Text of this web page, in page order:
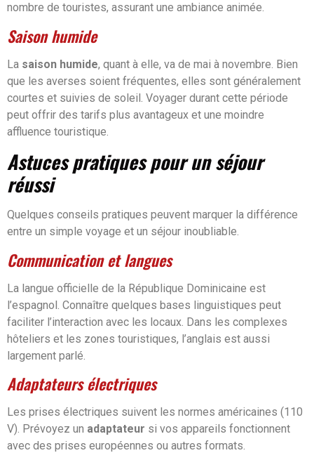
nombre de touristes, assurant une ambiance animée.
Saison humide
La saison humide, quant à elle, va de mai à novembre. Bien
que les averses soient fréquentes, elles sont généralement
courtes et suivies de soleil. Voyager durant cette période
peut offrir des tarifs plus avantageux et une moindre
affluence touristique.
Astuces pratiques pour un séjour
réussi
Quelques conseils pratiques peuvent marquer la différence
entre un simple voyage et un séjour inoubliable.
Communication et langues
La langue officielle de la République Dominicaine est
l’espagnol. Connaître quelques bases linguistiques peut
faciliter l’interaction avec les locaux. Dans les complexes
hôteliers et les zones touristiques, l’anglais est aussi
largement parlé.
Adaptateurs électriques
Les prises électriques suivent les normes américaines (110
V). Prévoyez un adaptateur si vos appareils fonctionnent
avec des prises européennes ou autres formats.